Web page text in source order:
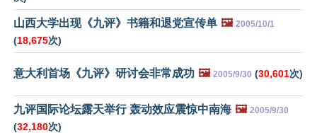
山西大学出现《九评》书籍和退党宣传单 🖼️ 2005/10/1
(18,675次)
意大利首场《九评》研讨会非常成功 🖼️ 2005/9/30 (30,601次)
九评国际论坛露天举行 轰动效应震惊中南海 🖼️ 2005/9/30
(32,180次)